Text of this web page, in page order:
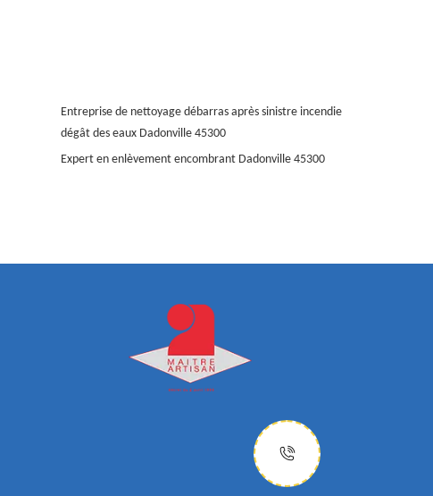
Entreprise de nettoyage débarras après sinistre incendie
dégât des eaux Dadonville 45300
Expert en enlèvement encombrant Dadonville 45300